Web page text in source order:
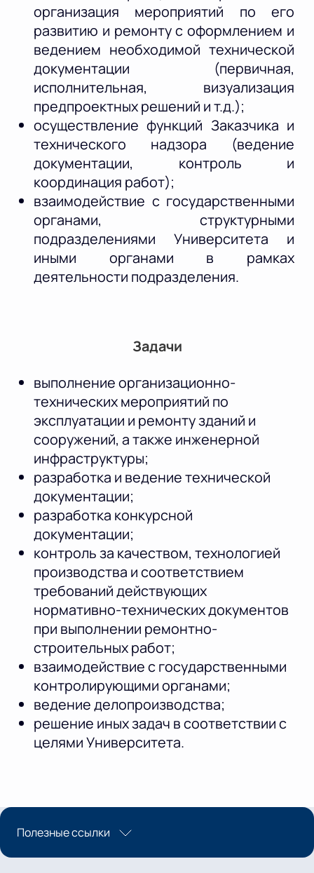
организация мероприятий по его
развитию и ремонту с оформлением и
ведением необходимой технической
документации (первичная,
исполнительная, визуализация
предпроектных решений и т.д.);
осуществление функций Заказчика и
технического надзора (ведение
документации, контроль и
координация работ);
взаимодействие с государственными
органами, структурными
подразделениями Университета и
иными органами в рамках
деятельности подразделения.
Задачи
выполнение организационно-
технических мероприятий по
эксплуатации и ремонту зданий и
сооружений, а также инженерной
инфраструктуры;
разработка и ведение технической
документации;
разработка конкурсной
документации;
контроль за качеством, технологией
производства и соответствием
требований действующих
нормативно-технических документов
при выполнении ремонтно-
строительных работ;
взаимодействие с государственными
контролирующими органами;
ведение делопроизводства;
решение иных задач в соответствии с
целями Университета.
Полезные ссылки